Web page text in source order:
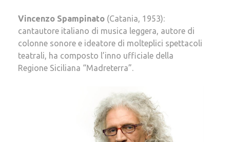
Vincenzo Spampinato (Catania, 1953):
cantautore italiano di musica leggera, autore di
colonne sonore e ideatore di molteplici spettacoli
teatrali, ha composto l’inno ufficiale della
Regione Siciliana “Madreterra”.